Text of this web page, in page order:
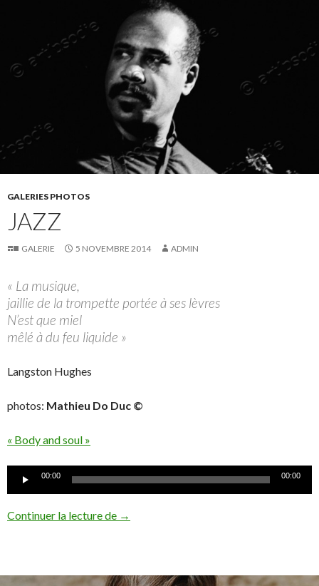
GALERIES PHOTOS
JAZZ
GALERIE 5 NOVEMBRE 2014 ADMIN
« La musique,
jaillie de la trompette portée à ses lèvres
N’est que miel
mêlé à du feu liquide »
Langston Hughes
photos: Mathieu Do Duc ©
« Body and soul »
Lecteur00:00 00:00
Continuer la lecture de Jazz
→